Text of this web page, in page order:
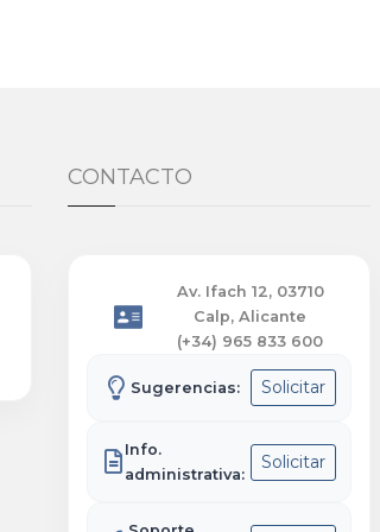
CONTACTO
Av. Ifach 12, 03710
Calp, Alicante
(+34) 965 833 600
Sugerencias: Solicitar
Info.
administrativa:
Solicitar